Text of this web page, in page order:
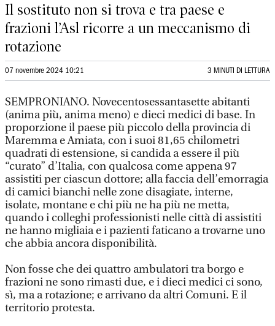
Il sostituto non si trova e tra paese e
frazioni l’Asl ricorre a un meccanismo di
rotazione
07 novembre 2024 10:21 3 MINUTI DI LETTURA
SEMPRONIANO. Novecentosessantasette abitanti
(anima più, anima meno) e dieci medici di base. In
proporzione il paese più piccolo della provincia di
Maremma e Amiata, con i suoi 81,65 chilometri
quadrati di estensione, si candida a essere il più
“curato” d’Italia, con qualcosa come appena 97
assistiti per ciascun dottore; alla faccia dell’emorragia
di camici bianchi nelle zone disagiate, interne,
isolate, montane e chi più ne ha più ne metta,
quando i colleghi professionisti nelle città di assistiti
ne hanno migliaia e i pazienti faticano a trovarne uno
che abbia ancora disponibilità.
Non fosse che dei quattro ambulatori tra borgo e
frazioni ne sono rimasti due, e i dieci medici ci sono,
sì, ma a rotazione; e arrivano da altri Comuni. E il
territorio protesta.